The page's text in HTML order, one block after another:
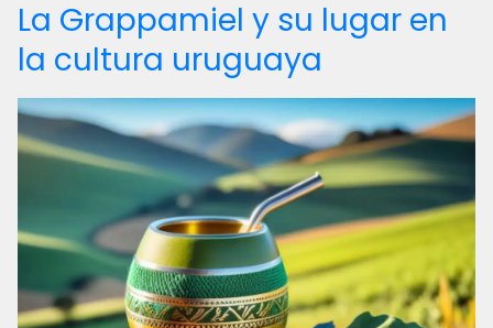
La Grappamiel y su lugar en
la cultura uruguaya